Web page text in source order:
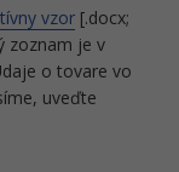
vzor [.docx;
zoznam je v
o tovare vo
uveďte